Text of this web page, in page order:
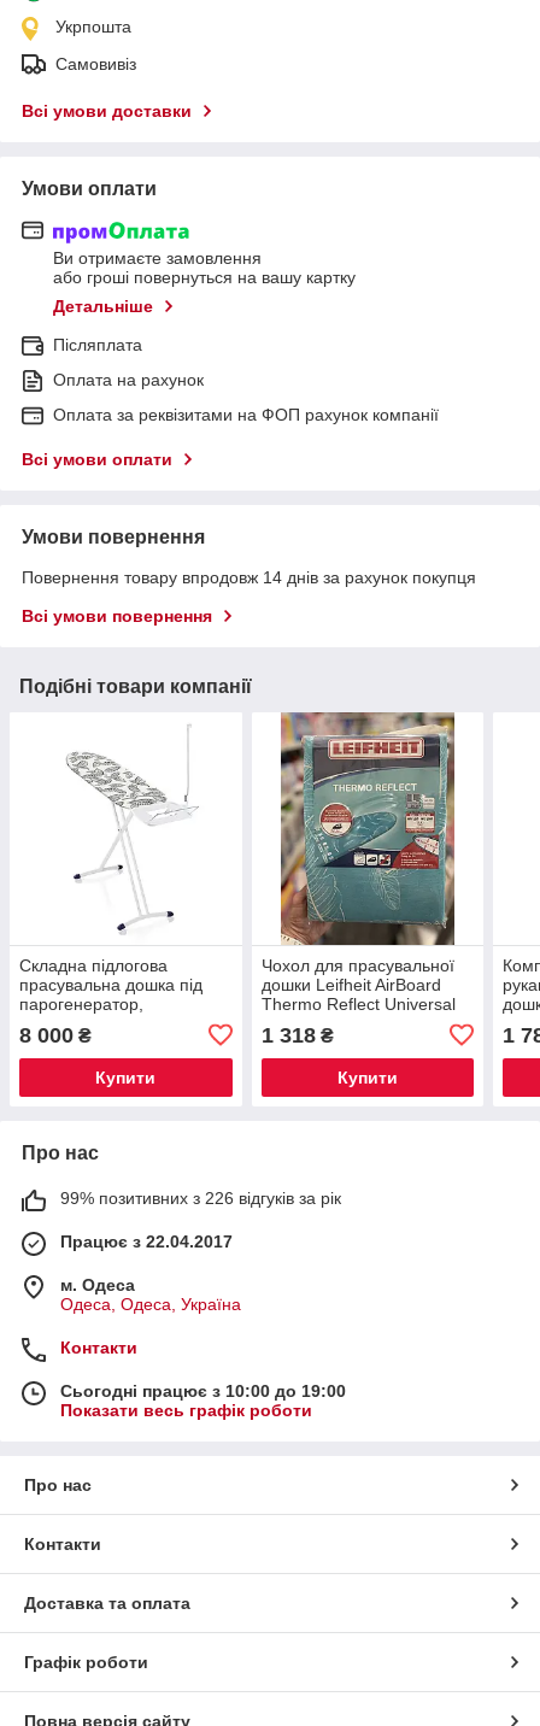
Укрпошта
Самовивіз
Всі умови доставки
Умови оплати
Ви отримаєте замовлення
або гроші повернуться на вашу картку
Детальніше
Післяплата
Оплата на рахунок
Оплата за реквізитами на ФОП рахунок компанії
Всі умови оплати
Умови повернення
Повернення товару впродовж 14 днів за рахунок покупця
Всі умови повернення
Подібні товари компанії
Складна підлогова
прасувальна дошка під
парогенератор,
прасувальна дошка
Leifheit 130 на 38
8 000 ₴
Купити
Чохол для прасувальної
дошки Leifheit AirBoard
Thermo Reflect Universal
термовідбивний чохол для
ідеального прасування
1 318₴
Купити
1
Про нас
99% позитивних з 226 відгуків за рік
Працює з 22.04.2017
м. Одеса
Одеса, Одеса, Україна
Контакти
Сьогодні працює з 10:00 до 19:00
Показати весь графік роботи
Про нас
Контакти
Доставка та оплата
Графік роботи
Повна версія сайту